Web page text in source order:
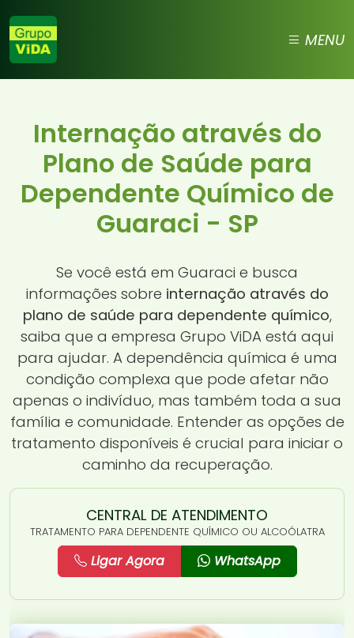
MENU
Internação através do
Plano de Saúde para
Dependente Químico de
Guaraci - SP
Se você está em Guaraci e busca
informações sobre internação através do
plano de saúde para dependente químico,
saiba que a empresa Grupo ViDA está aqui
para ajudar. A dependência química é uma
condição complexa que pode afetar não
apenas o indivíduo, mas também toda a sua
família e comunidade. Entender as opções de
tratamento disponíveis é crucial para iniciar o
caminho da recuperação.
CENTRAL DE ATENDIMENTO
TRATAMENTO PARA DEPENDENTE QUÍMICO OU ALCOÓLATRA
Ligar Agora WhatsApp